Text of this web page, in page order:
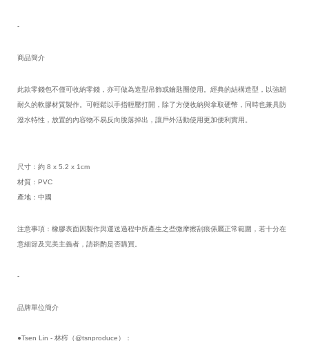
-
商品簡介
此款零錢包不僅可收納零錢，亦可做為造型吊飾或鑰匙圈使用。經典的結構造型，以強韌
耐久的軟膠材質製作。可輕鬆以手指輕壓打開，除了方便收納與拿取硬幣，同時也兼具防
潑水特性，放置的內容物不易反向脫落掉出，讓戶外活動使用更加便利實用。
尺寸：約 8 x 5.2 x 1cm
材質：PVC
產地：中國
注意事項：橡膠表面因製作與運送過程中所產生之些微摩擦刮痕係屬正常範圍，若十分在
意細節及完美主義者，請斟酌是否購買。
-
品牌單位簡介
●Tsen Lin - 林梣（@tsnproduce）：